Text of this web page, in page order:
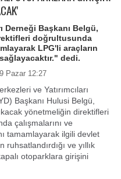
Derneği Başkanı Belgü,
doğrultusunda
LPG'li araçların
dedi.
Pazar 12:27
ve Yatırımcıları
Başkanı Hulusi Belgü,
yönetmeliğin direktifleri
çalışmalarını ve
tamamlayarak ilgili devlet
ruhsatlandırdığı ve yıllık
otoparklara girişini